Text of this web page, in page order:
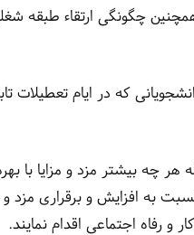
چگونگی ارتقاء طبقه
چه بیشتر مزد و مزایا با
به افزایش و برقراری مزد
و رفاه اجتماعی اقدام نمایند.